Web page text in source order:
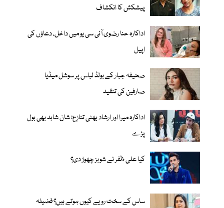
پیشکش کا انکشاف
اداکارہ حنا رضوی آئی سی یو میں داخل، دعاؤں کی
اپیل
صحیفہ جبار کے بولڈ لباس پر سوشل میڈیا
صارفین کی تنقید
اداکارہ میرا اور ارشاد بھٹی تنازع؛ شان شاہد بھی بول
پڑے
کیا علی ظفر نے شوبز چھوڑ دی؟
ساس کے سخت رویے کیوں ہوتے ہیں؟ فضیلہ